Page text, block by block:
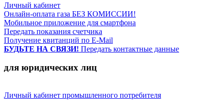
Личный кабинет
Онлайн-оплата газа БЕЗ КОМИССИИ!
Мобильное приложение для смартфона
Передать показания счетчика
Получение квитанций по E-Mail
БУДЬТЕ НА СВЯЗИ! Передать контактные данные
для юридических лиц
Личный кабинет промышленного потребителя